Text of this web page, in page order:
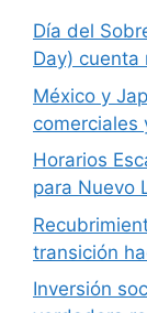
Día del
Day) cuenta
México y
comerciales
Horarios
para Nuevo
transición
Inversión